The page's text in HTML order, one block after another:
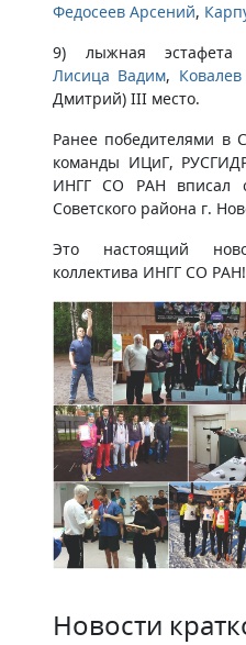
Федосеев Арсений,
9) лыжная эстафета
Лисица Вадим,
Дмитрий) III место.
Ранее победителями в
команды ИЦиГ,
ИНГГ СО РАН вписал
Советского района г.
Это настоящий
коллектива ИНГГ СО РАН!
Новости